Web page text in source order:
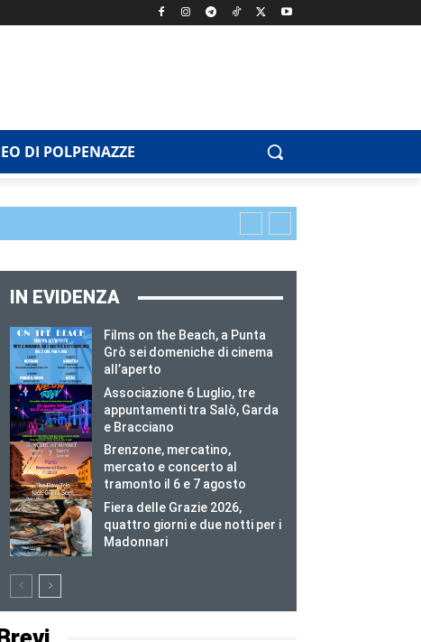
DI POLPENAZZE
IN EVIDENZA
Films on the Beach, a Punta
Grò sei domeniche di cinema
all’aperto
Associazione 6 Luglio, tre
appuntamenti tra Salò, Garda
e Bracciano
Brenzone, mercatino,
mercato e concerto al
tramonto il 6 e 7 agosto
Fiera delle Grazie 2026,
quattro giorni e due notti per i
Madonnari